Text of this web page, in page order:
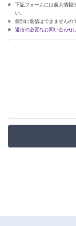
下記フォームには個人情報
い。
個別に返信はできませんの
返信の必要なお問い合わせ